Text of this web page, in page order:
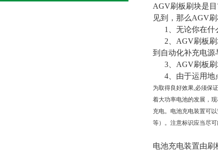
AGV刷板刷块是
见到，那么AGV
1、无论你在什
2、AGV刷板刷
到自动化补充电源
3、AGV刷板刷
4、由于运用地
为取得良好效果,必须保
着大功率电池的发展，
充电。电池充电装置可
等）。注意标识应当尽
电池充电装置由